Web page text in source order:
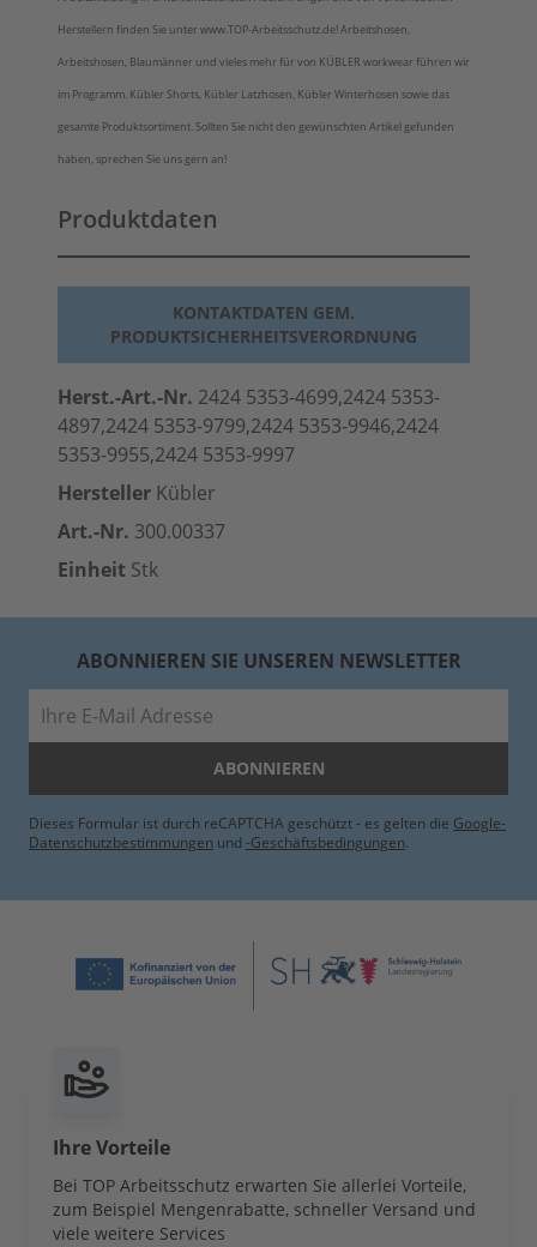
Herstellern finden Sie unter www.TOP-Arbeitsschutz.de! Arbeitshosen,
Arbeitshosen, Blaumänner und vieles mehr für von KÜBLER workwear führen wir
im Programm. Kübler Shorts, Kübler Latzhosen, Kübler Winterhosen sowie das
gesamte Produktsortiment. Sollten Sie nicht den gewünschten Artikel gefunden
haben, sprechen Sie uns gern an!
Produktdaten
KONTAKTDATEN GEM.
PRODUKTSICHERHEITSVERORDNUNG
Herst.-Art.-Nr. 2424 5353-4699,2424 5353-
4897,2424 5353-9799,2424 5353-9946,2424
5353-9955,2424 5353-9997
Hersteller Kübler
Art.-Nr. 300.00337
Einheit Stk
ABONNIEREN SIE UNSEREN NEWSLETTER
ABONNIEREN
Dieses Formular ist durch reCAPTCHA geschützt - es gelten die Google-
Datenschutzbestimmungen und -Geschäftsbedingungen.
Ihre Vorteile
Bei TOP Arbeitsschutz erwarten Sie allerlei Vorteile,
zum Beispiel Mengenrabatte, schneller Versand und
viele weitere Services